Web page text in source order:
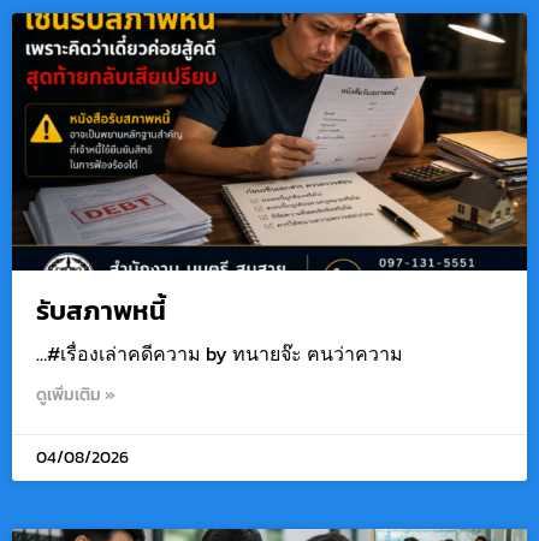
รับสภาพหนี้
…#เรื่องเล่าคดีความ by ทนายจ๊ะ ฅนว่าความ
ดูเพิ่มเติม »
04/08/2026